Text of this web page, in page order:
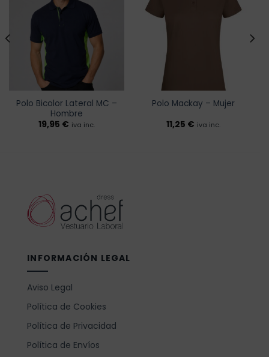
lista de
deseos
Polo Bicolor Lateral MC –
Hombre
19,95 € iva inc.
Añadir
a la
lista de
deseos
Polo Mackay – Mujer
11,25 € iva inc.
INFORMACIÓN LEGAL
Aviso Legal
Política de Cookies
Política de Privacidad
Política de Envíos